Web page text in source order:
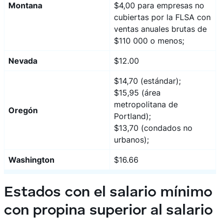
Montana
$4,00 para empresas no
cubiertas por la FLSA con
ventas anuales brutas de
$110 000 o menos;
Nevada $12.00
Oregón
$14,70 (estándar);
$15,95 (área
metropolitana de
Portland);
$13,70 (condados no
urbanos);
Washington $16.66
Estados con el salario mínimo
con propina superior al salario